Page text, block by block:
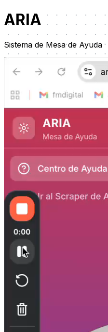
ARIA
Sistema de Mesa de Ayuda